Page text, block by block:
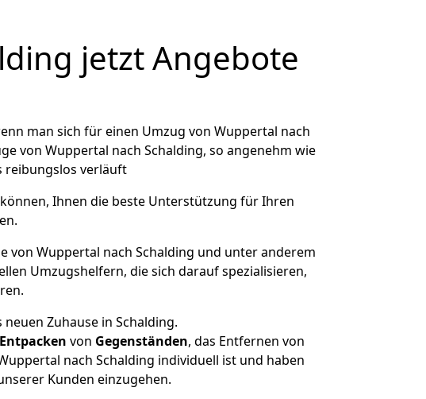
jetzt Angebote
man sich für einen Umzug von Wuppertal nach
von Wuppertal nach Schalding, so angenehm wie
reibungslos verläuft
Ihnen die beste Unterstützung für Ihren
von Wuppertal nach Schalding und unter anderem
Umzugshelfern, die sich darauf spezialisieren,
Zuhause in Schalding.
Entpacken von Gegenständen, das Entfernen von
nach Schalding individuell ist und haben
Kunden einzugehen.